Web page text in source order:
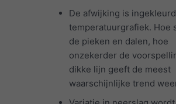
De afwijking is
temperatuurgrafiek. Hoe
de pieken en dalen, hoe
onzekerder de
dikke lijn geeft de meest
waarschijnlijke trend